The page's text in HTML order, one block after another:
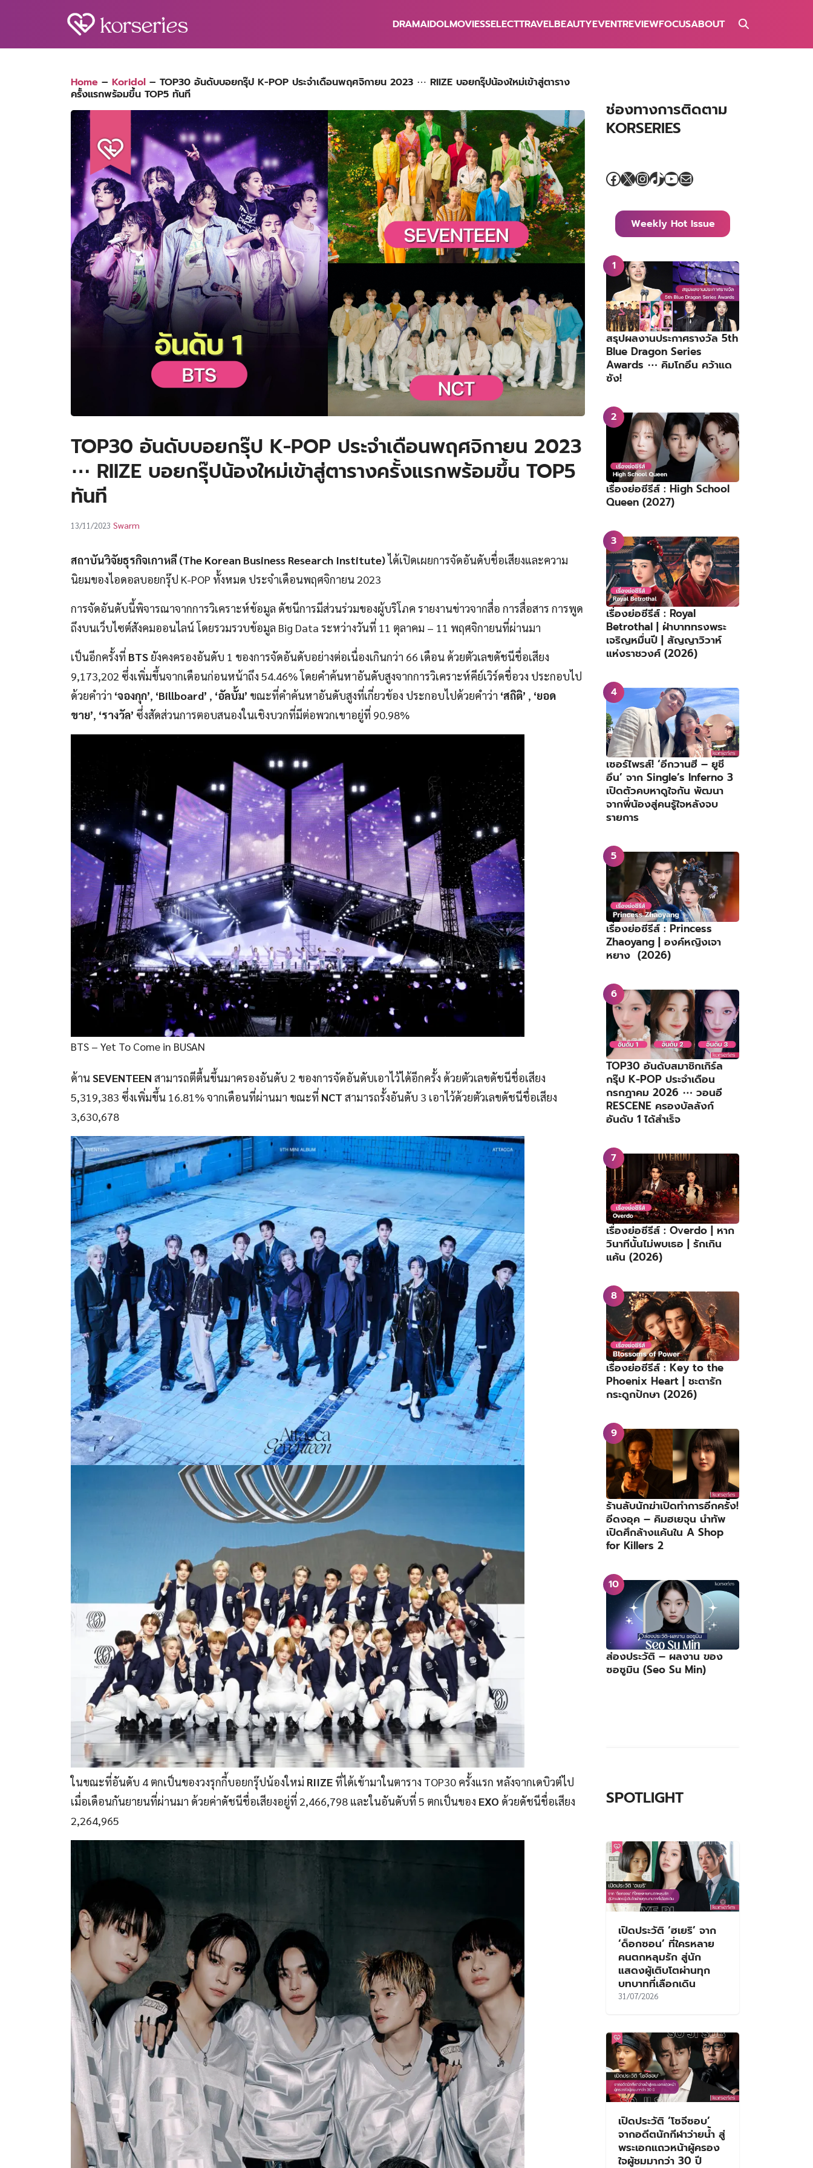
DRAMAIDOLMOVIESSELECTTRAVELBEAUTYEVENTREVIEWFOCUSABOUT
Home – Koridol – TOP30 อันดับบอยกรุ๊ป K-POP ประจำเดือนพฤศจิกายน 2023 ⋯ RIIZE บอยกรุ๊ปน้องใหม่เข้าสู่ตาราง
ครั้งแรกพร้อมขึ้น TOP5 ทันที
TOP30 อันดับบอยกรุ๊ป K-POP ประจำเดือนพฤศจิกายน 2023
⋯ RIIZE บอยกรุ๊ปน้องใหม่เข้าสู่ตารางครั้งแรกพร้อมขึ้น TOP5
ทันที
13/11/2023 Swarm
สถาบันวิจัยธุรกิจเกาหลี (The Korean Business Research Institute)ได้เปิดเผยการจัดอันดับชื่อเสียงและความ
นิยมของไอดอลบอยกรุ๊ป K-POP ทั้งหมด ประจำเดือนพฤศจิกายน 2023
การจัดอันดับนี้พิจารณาจากการวิเคราะห์ข้อมูล ดัชนีการมีส่วนร่วมของผู้บริโภค รายงานข่าวจากสื่อ การสื่อสาร การพูด
ถึงบนเว็บไซต์สังคมออนไลน์ โดยรวมรวบข้อมูล Big Data ระหว่างวันที่ 11 ตุลาคม – 11 พฤศจิกายนที่ผ่านมา
เป็นอีกครั้งที่ BTS ยังคงครองอันดับ 1 ของการจัดอันดับอย่างต่อเนื่องเกินกว่า 66 เดือน ด้วยตัวเลขดัชนีชื่อเสียง
9,173,202 ซึ่งเพิ่มขึ้นจากเดือนก่อนหน้าถึง 54.46% โดยคำค้นหาอันดับสูงจากการวิเคราะห์คีย์เวิร์ดชื่อวง ประกอบไป
ด้วยคำว่า ‘จองกุก’, ‘Billboard’ , ‘อัลบั้ม’ ขณะที่คำค้นหาอันดับสูงที่เกี่ยวข้อง ประกอบไปด้วยคำว่า ‘สถิติ’ , ‘ยอด
ขาย’, ‘รางวัล’ ซึ่งสัดส่วนการตอบสนองในเชิงบวกที่มีต่อพวกเขาอยู่ที่ 90.98%
BTS – Yet To Come in BUSAN
ด้านSEVENTEEN สามารถตีตื้นขึ้นมาครองอันดับ 2 ของการจัดอันดับเอาไว้ได้อีกครั้ง ด้วยตัวเลขดัชนีชื่อเสียง
5,319,383 ซึ่งเพิ่มขึ้น 16.81% จากเดือนที่ผ่านมา ขณะที่ NCT สามารถรั้งอันดับ 3 เอาไว้ด้วยตัวเลขดัชนีชื่อเสียง
3,630,678
ในขณะที่อันดับ 4 ตกเป็นของวงรุกกี้บอยกรุ๊ปน้องใหม่ RIIZE ที่ได้เข้ามาในตาราง TOP30 ครั้งแรก หลังจากเดบิวต์ไป
เมื่อเดือนกันยายนที่ผ่านมา ด้วยค่าดัชนีชื่อเสียงอยู่ที่ 2,466,798 และในอันดับที่ 5 ตกเป็นของ EXO ด้วยดัชนีชื่อเสียง
2,264,965
ช่องทางการติดตาม
KORSERIES
Facebook
X Instagram
TikTok
YouTube
Mail
Weekly Hot Issue
สรุปผลงานประกาศรางวัล 5th
Blue Dragon Series
Awards ⋯ คิมโกอึน คว้าแด
ซัง!
เรื่องย่อซีรีส์ : High School
Queen (2027)
เรื่องย่อซีรีส์ : Royal
Betrothal | ฝ่าบาททรงพระ
เจริญหมื่นปี | สัญญาวิวาห์
แห่งราชวงศ์ (2026)
เซอร์ไพรส์! ‘อีกวานฮี – ยูชี
อึน’ จาก Single’s Inferno 3
เปิดตัวคบหาดูใจกัน พัฒนา
จากพี่น้องสู่คนรู้ใจหลังจบ
รายการ
เรื่องย่อซีรีส์ : Princess
Zhaoyang | องค์หญิงเจา
หยาง (2026)
TOP30 อันดับสมาชิกเกิร์ล
กรุ๊ป K-POP ประจำเดือน
กรกฎาคม 2026 ⋯ วอนอี
RESCENE ครองบัลลังก์
อันดับ 1 ได้สำเร็จ
เรื่องย่อซีรีส์ : Overdo | หาก
วินาทีนั้นไม่พบเธอ | รักเกิน
แค้น (2026)
เรื่องย่อซีรีส์ : Key to the
Phoenix Heart | ชะตารัก
กระดูกปักษา (2026)
ร้านลับนักฆ่าเปิดทำการอีกครั้ง!
อีดงอุค – คิมฮเยจุน นำทัพ
เปิดศึกล้างแค้นใน A Shop
for Killers 2
ส่องประวัติ – ผลงาน ของ
ซอซูมิน (Seo Su Min)
SPOTLIGHT
เปิดประวัติ ‘ฮเยริ’ จาก
‘ด็อกซอน’ ที่ใครหลาย
คนตกหลุมรัก สู่นัก
แสดงผู้เติบโตผ่านทุก
บทบาทที่เลือกเดิน
31/07/2026
เปิดประวัติ ‘โซจีซอบ’
จากอดีตนักกีฬาว่ายน้ำ สู่
พระเอกแถวหน้าผู้ครอง
ใจผู้ชมมากว่า 30 ปี